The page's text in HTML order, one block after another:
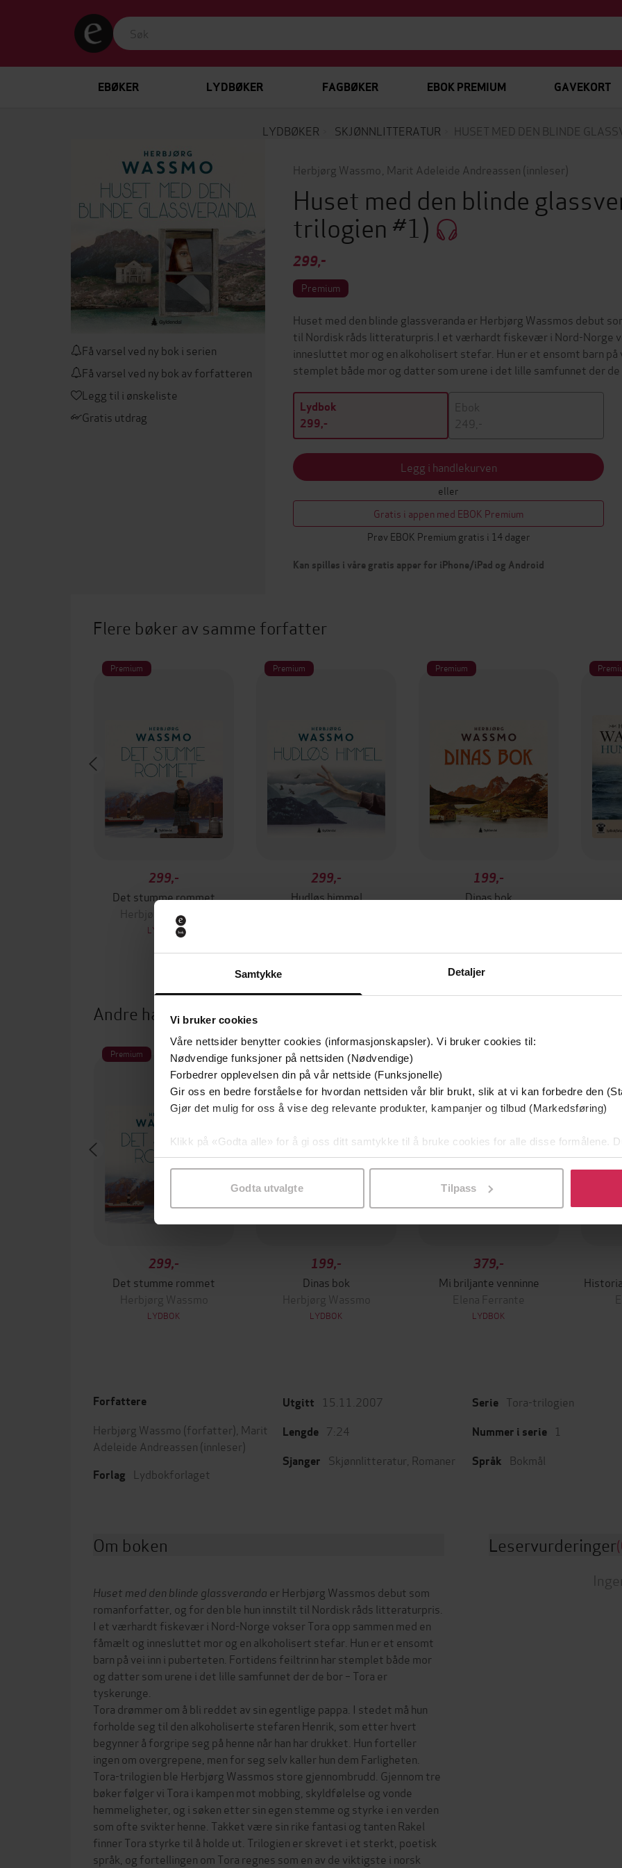
Samtykke Detaljer
Vi bruker cookies
Våre nettsider benytter cookies (informasjonskapsler). Vi bruker cookies til:
Nødvendige funksjoner på nettsiden (Nødvendige)
Forbedrer opplevelsen din på vår nettside (Funksjonelle)
Gir oss en bedre forståelse for hvordan nettsiden vår blir brukt, slik at vi kan forbedre den
Gjør det mulig for oss å vise deg relevante produkter, kampanjer og tilbud (Markedsføring)
Klikk på «Godta alle» for å gi oss ditt samtykke til å bruke cookies for alle disse formålene.
samtykke til spesifikke formål ved å klikke på «Tilpass». Du kan når som helst trekke
Godta utvalgte Tilpass
EBØKER LYDBØKER FAGBØKER EBOK PREMIUM GAVEKORT
LYDBØKER SKJØNNLITTERATUR HUSET MED DEN BLINDE
Få varsel ved ny bok i serien
Få varsel ved ny bok av forfatteren
Legg til i ønskeliste
Gratis utdrag
Herbjørg Wassmo Marit Adeleide Andreassen (innleser)
Huset med den blinde
trilogien #1)
299,-
Premium
Huset med den blinde glassveranda er Herbjørg Wassmos debut
til Nordisk råds litteraturpris.I et værhardt fiskevær i Nord-Norge
innesluttet mor og en alkoholisert stefar. Hun er et ensomt barn
stemplet både mor og datter som urene i det lille samfunnet der de
Lydbok
299,-
Ebok
249,-
Legg i handlekurven
eller
Gratis i appen med EBOK Premium
Prøv EBOK Premium gratis i 14 dager
Kan spilles i våre gratis apper for iPhone/iPad og Android
Flere bøker av samme forfatter
Premium
299,-
Det stumme rommet
Herbjørg Wassmo
LYDBOK
Premium
299,-
Hudløs himmel
Premium
199,-
Dinas bok
Andre har også kjøpt
Premium
299,-
Det stumme rommet
Herbjørg Wassmo
LYDBOK
Premium
199,-
Dinas bok
Herbjørg Wassmo
LYDBOK
Boka bak TV-serien
379,-
Mi briljante venninne
Elena Ferrante
LYDBOK
Forfattere
Herbjørg Wassmo (forfatter), Marit
Adeleide Andreassen (innleser)
Forlag Lydbokforlaget
Utgitt 15.11.2007
Lengde 7:24
Sjanger Skjønnlitteratur Romaner
Serie Tora-trilogien
Nummer i serie 1
Språk Bokmål
Om boken
Huset med den blinde glassveranda er Herbjørg Wassmos debut som
romanforfatter, og for den ble hun innstilt til Nordisk råds litteraturpris.
I et værhardt fiskevær i Nord-Norge vokser Tora opp sammen med en
fåmælt og innesluttet mor og en alkoholisert stefar. Hun er et ensomt
barn på vei inn i puberteten. Fortidens feiltrinn har stemplet både mor
og datter som urene i det lille samfunnet der de bor – Tora er
tyskerunge.
Tora drømmer om å bli reddet av sin egentlige pappa. I stedet må hun
forholde seg til den alkoholiserte stefaren Henrik, som etter hvert
begynner å forgripe seg på henne når han har drukket. Hun forteller
ingen om overgrepene, men for seg selv kaller hun dem Farligheten.
Tora-trilogien ble Herbjørg Wassmos store gjennombrudd. Gjennom tre
bøker følger vi Tora i kampen mot mobbing, skyldfølelse og vonde
hemmeligheter, og i søken etter sin egen stemme og styrke i en verden
som ofte svikter henne. Takket være sin rike fantasi og tanten Rakel
finner Tora styrke til å holde ut. Trilogien er skrevet i et sterkt, poetisk
språk, og fortellingen om Tora regnes som en av de viktigste i norsk
Leservurderinger